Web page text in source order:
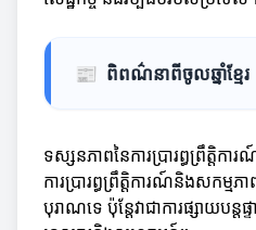
📰 ពិពណ៌នាពីចូលឆ្នាំខ្មែរ
ទស្សនភាពនៃការប្រារព្ធព្រឹត្តិការ
ការប្រារព្ធព្រឹត្តិការណ៍និងសកម្ម
បុរាណទេ ប៉ុន្តែវាជាការផ្សាយបន្